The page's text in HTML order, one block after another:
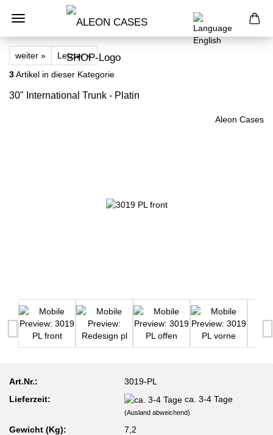
weiter »
Letzter »
3Artikel in dieser Kategorie
30" International Trunk - Platin
Aleon Cases
Art.Nr.:
3019-PL
Lieferzeit:
ca. 3-4 Tage
(Ausland abweichend)
Gewicht (Kg):
7,2